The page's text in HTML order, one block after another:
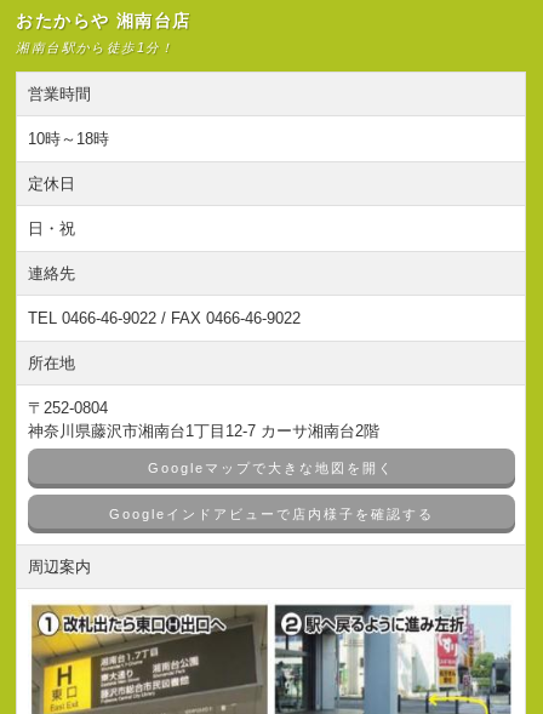
おたからや 湘南台店
湘南台駅から徒歩1分！
営業時間
10時～18時
定休日
日・祝
連絡先
TEL 0466-46-9022 / FAX 0466-46-9022
所在地
〒252-0804
神奈川県藤沢市湘南台1丁目12-7 カーサ湘南台2階
Googleマップで大きな地図を開く
Googleインドアビューで店内様子を確認する
周辺案内